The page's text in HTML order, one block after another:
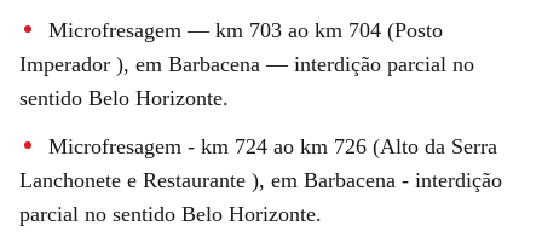
Microfresagem — km 703 ao km 704 (Posto
Imperador ), em Barbacena — interdição parcial no
sentido Belo Horizonte.
Microfresagem - km 724 ao km 726 (Alto da Serra
Lanchonete e Restaurante ), em Barbacena - interdição
parcial no sentido Belo Horizonte.